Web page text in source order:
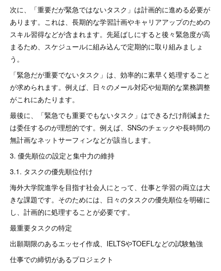
次に、「重要だが緊急ではないタスク」は計画的に進める必要が
あります。これは、長期的な学習計画やキャリアアップのための
スキル習得などが含まれます。先延ばしにすると後々緊急度が高
まるため、スケジュールに組み込んで定期的に取り組みましょ
う。
「緊急だが重要でないタスク」は、効率的に素早く処理すること
が求められます。例えば、日々のメール対応や短期的な業務調整
がこれにあたります。
最後に、「緊急でも重要でもないタスク」はできるだけ削減また
は委任するのが理想的です。例えば、SNSのチェックや長時間の
無計画なネットサーフィンなどが該当します。
3. 優先順位の設定と集中力の維持
3.1. タスクの優先順位付け
海外大学院進学を目指す社会人にとって、仕事と学習の両立は大
きな課題です。そのためには、日々のタスクの優先順位を明確に
し、計画的に処理することが必要です。
最重要タスクの特定
出願期限のあるエッセイ作成、IELTSやTOEFLなどの試験勉強
仕事での締切があるプロジェクト